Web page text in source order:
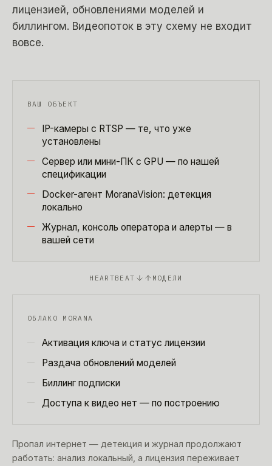
лицензией, обновлениями моделей и
биллингом. Видеопоток в эту схему не входит
вовсе.
ВАШ ОБЪЕКТ
IP-камеры с RTSP — те, что уже
установлены
Сервер или мини-ПК с GPU — по нашей
спецификации
Docker-агент MoranaVision: детекция
локально
Журнал, консоль оператора и алерты — в
вашей сети
HEARTBEAT МОДЕЛИ
ОБЛАКО MORANA
Активация ключа и статус лицензии
Раздача обновлений моделей
Биллинг подписки
Доступа к видео нет — по построению
Пропал интернет — детекция и журнал продолжают
работать: анализ локальный, а лицензия переживает